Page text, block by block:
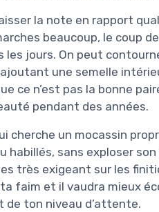
la note en rapport
beaucoup, le coup
jours. On peut
une semelle
ce n’est pas la bonne
pendant des années.
cherche un mocassin
habillés, sans exploser
es très exigeant sur les
faim et il vaudra mieux
de ton niveau d’attente.